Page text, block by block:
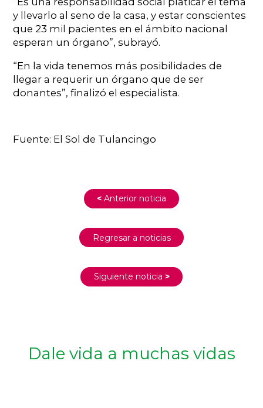
y llevarlo al seno de la casa, y estar conscientes
que 23 mil pacientes en el ámbito nacional
esperan un órgano”, subrayó.
“En la vida tenemos más posibilidades de
llegar a requerir un órgano que de ser
donantes”, finalizó el especialista.
Fuente: El Sol de Tulancingo
< Anterior noticia
Regresar a noticias
Siguiente noticia >
Dale vida a muchas vidas